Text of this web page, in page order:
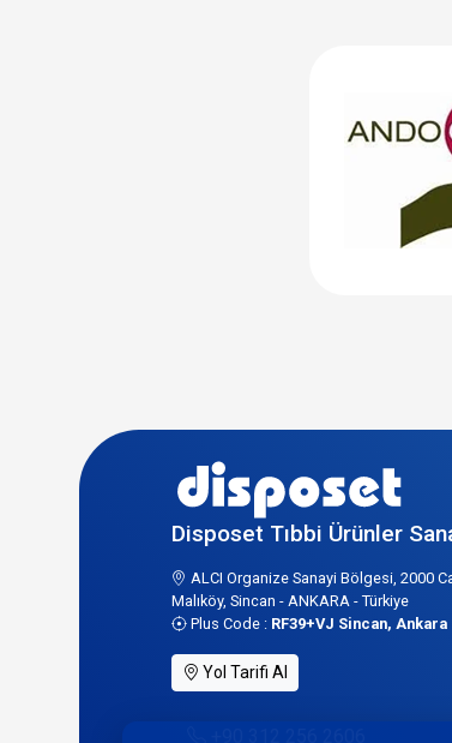
Disposet Tıbbi Ürünler
ALCI Organize Sanayi Bölgesi, 2000
Malıköy, Sincan - ANKARA - Türkiye
Plus Code : RF39+VJ Sincan, Ankara
Yol Tarifi Al